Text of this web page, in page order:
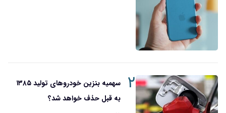
۲
سهمیه بنزین خودروهای تولید ۱۳۸۵
به قبل حذف خواهد شد؟